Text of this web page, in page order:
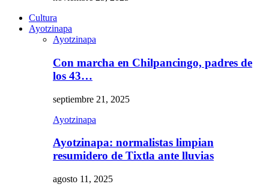
Cultura
Ayotzinapa
Ayotzinapa
Con marcha en Chilpancingo, padres de
los 43…
septiembre 21, 2025
Ayotzinapa
Ayotzinapa: normalistas limpian
resumidero de Tixtla ante lluvias
agosto 11, 2025